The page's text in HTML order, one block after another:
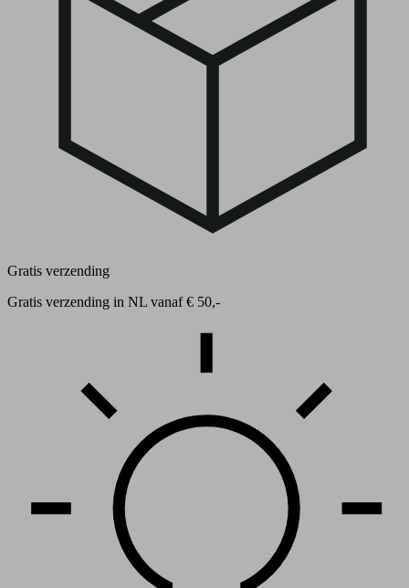
Gratis verzending
Gratis verzending in NL vanaf € 50,-